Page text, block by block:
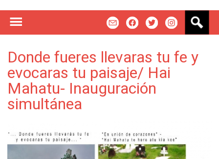
Donde fueres llevaras tu fe y
evocaras tu paisaje/ Hai
Mahatu- Inauguración
simultánea
s
a